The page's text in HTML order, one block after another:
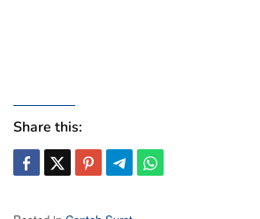
Share this: